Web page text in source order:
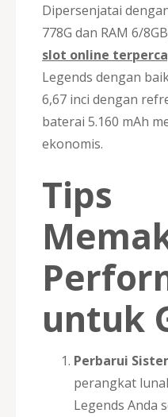
Dipersenjatai
778G dan RAM 6/
slot online
Legends dengan
6,67 inci dengan
baterai 5.160 mAh
ekonomis.
Tips
untuk
Perbarui
perangkat
Legends Anda